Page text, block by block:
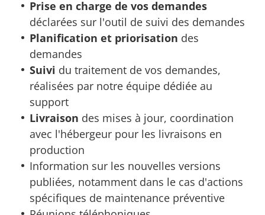
Prise en charge de vos demandes
déclarées sur l'outil de suivi des demandes
Planification et priorisation des
demandes
Suivi du traitement de vos demandes,
réalisées par notre équipe dédiée au
support
Livraison des mises à jour, coordination
avec l'hébergeur pour les livraisons en
production
Information sur les nouvelles versions
publiées, notamment dans le cas d'actions
spécifiques de maintenance préventive